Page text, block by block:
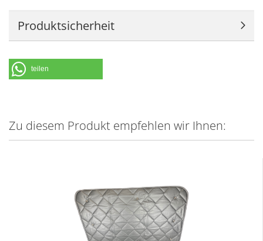
Produktsicherheit
teilen
Zu diesem Produkt empfehlen wir Ihnen: